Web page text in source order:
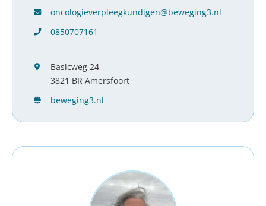
oncologieverpleegkundigen@beweging3.nl
0850707161
Basicweg 24
3821 BR Amersfoort
beweging3.nl